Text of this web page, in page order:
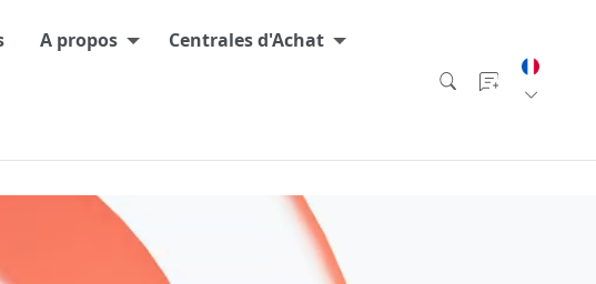
A propos Centrales d'Achat